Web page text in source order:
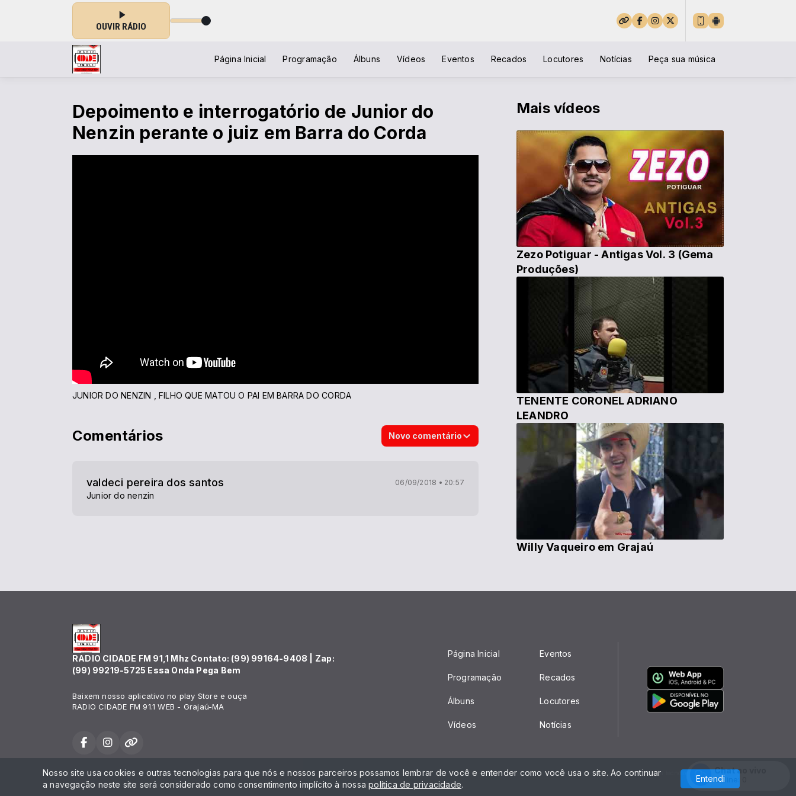
OUVIR RÁDIO
Página Inicial Programação Álbuns Vídeos Eventos Recados Locutores Notícias Peça sua música
Depoimento e interrogatório de Junior do
Nenzin perante o juiz em Barra do Corda
Mais vídeos
Zezo Potiguar - Antigas Vol. 3 (Gema
Produções)
TENENTE CORONEL ADRIANO
LEANDRO
Willy Vaqueiro em Grajaú
JUNIOR DO NENZIN , FILHO QUE MATOU O PAI EM BARRA DO CORDA
Comentários Novo comentário
Junior do nenzin
valdeci pereira dos santos 06/09/2018 • 20:57
RADIO CIDADE FM 91,1 Mhz Contato: (99) 99164-9408 | Zap:
(99) 99219-5725 Essa Onda Pega Bem
Baixem nosso aplicativo no play Store e ouça
RADIO CIDADE FM 91.1 WEB - Grajaú-MA
Página Inicial
Programação
Álbuns
Vídeos
Eventos
Recados
Locutores
Notícias
Todos os direitos reservados. Com a tecnologia
Nosso site usa cookies e outras tecnologias para que nós e nossos parceiros possamos lembrar de você e entender como você usa o site. Ao continuar
a navegação neste site será considerado como consentimento implícito à nossapolítica de privacidade.
Entendi
Chat ao vivo
Online: